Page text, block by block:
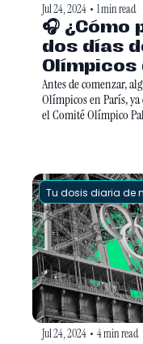
Jul 24, 2024 • 1 min read
🎧 ¿Cómo
dos días
Olímpicos
Antes de comenzar,
Olímpicos en París,
el Comité Olímpico
Internacional sobre
Tu dosis diaria de
Jul 24, 2024 • 4 min read